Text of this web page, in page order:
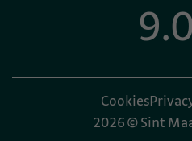
9.0
Cookies
2026 © Sint